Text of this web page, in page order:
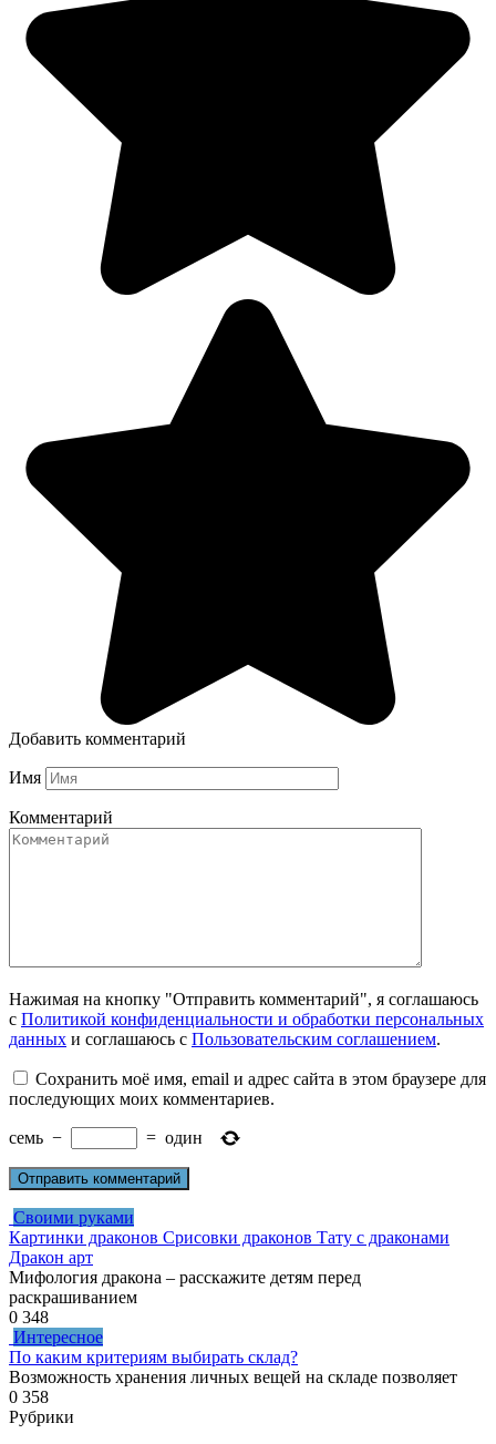
Добавить комментарий
Имя
Комментарий
Нажимая на кнопку "Отправить комментарий", я соглашаюсь
с Политикой конфиденциальности и обработки персональных
данных и соглашаюсь с Пользовательским соглашением.
Сохранить моё имя, email и адрес сайта в этом браузере для
последующих моих комментариев.
семь − = один
Своими руками
Картинки драконов Срисовки драконов Тату с драконами
Дракон арт
Мифология дракона – расскажите детям перед
раскрашиванием
0 348
Интересное
По каким критериям выбирать склад?
Возможность хранения личных вещей на складе позволяет
0 358
Рубрики